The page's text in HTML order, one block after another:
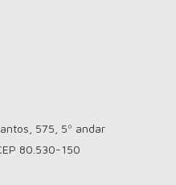
575, 5º andar
80.530-150